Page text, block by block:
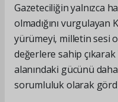
Gazeteciliğin yalnızca
olmadığını
yürümeyi, milletin sesi
değerlere sahip
alanındaki gücünü
sorumluluk olarak